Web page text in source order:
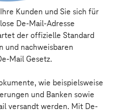
Kunden und Sie sich für
De-Mail-Adresse
der offizielle Standard
und nachweisbaren
Mail Gesetz.
wie beispielsweise
und Banken sowie
versandt werden. Mit De-